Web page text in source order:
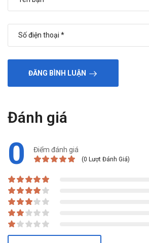
ĐĂNG BÌNH LUẬN
Đánh giá
0 Điểm đánh giá
(0 Lượt Đánh Giá)